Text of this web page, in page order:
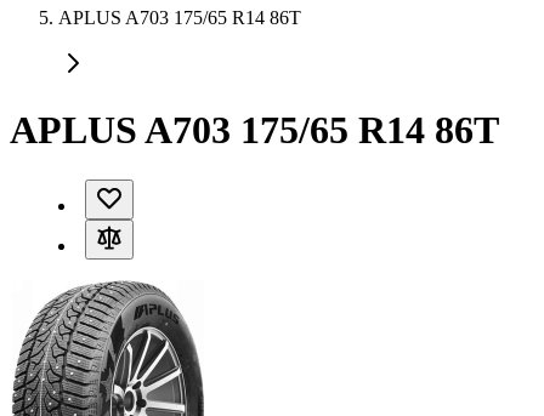
APLUS A703 175/65 R14 86T
APLUS A703 175/65 R14 86T